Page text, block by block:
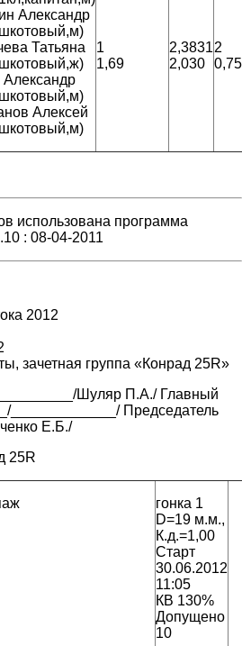
Александр
Татьяна
Алексей
1
1,69
2,3831
2,030
2
0,75
использована программа
: 08-04-2011
2012
зачетная группа «Конрад 25R»
Шуляр П.А./ Главный
_____________/ Председатель
Е.Б./
25R
гонка 1
D=19 м.м.,
К.д.=1,00
Старт
30.06.2012
11:05
КВ 130%
Допущено
10